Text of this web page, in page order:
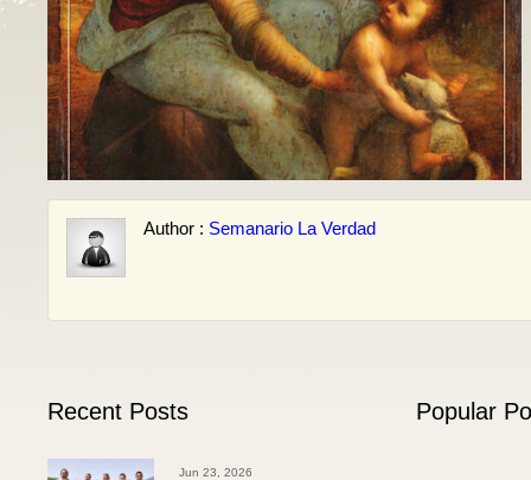
Author : Semanario La Verdad
Recent Posts
Jun 23, 2026
Popular